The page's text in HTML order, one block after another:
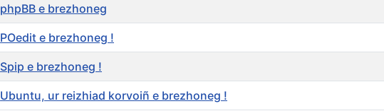
phpBB e brezhoneg
POedit e brezhoneg !
Spip e brezhoneg !
Ubuntu, ur reizhiad korvoiñ e brezhoneg !